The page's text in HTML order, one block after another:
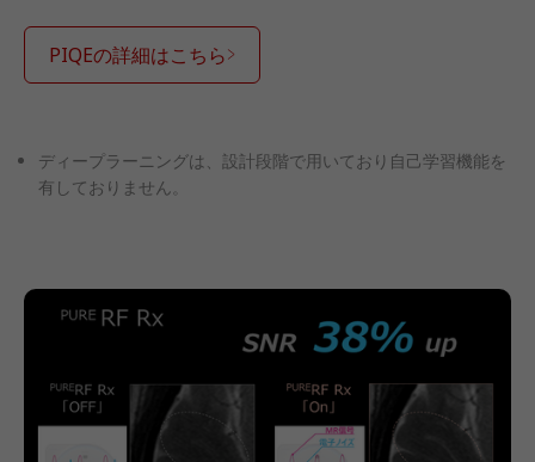
PIQEの詳細はこちら
ディープラーニングは、設計段階で用いており自己学習機能を
有しておりません。